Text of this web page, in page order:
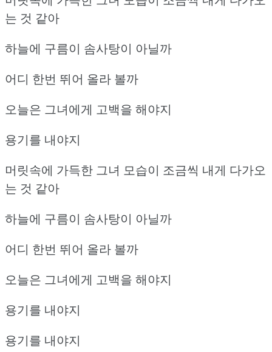
는 것 같아
하늘에 구름이 솜사탕이 아닐까
어디 한번 뛰어 올라 볼까
오늘은 그녀에게 고백을 해야지
용기를 내야지
머릿속에 가득한 그녀 모습이 조금씩 내게 다가오
는 것 같아
하늘에 구름이 솜사탕이 아닐까
어디 한번 뛰어 올라 볼까
오늘은 그녀에게 고백을 해야지
용기를 내야지
용기를 내야지